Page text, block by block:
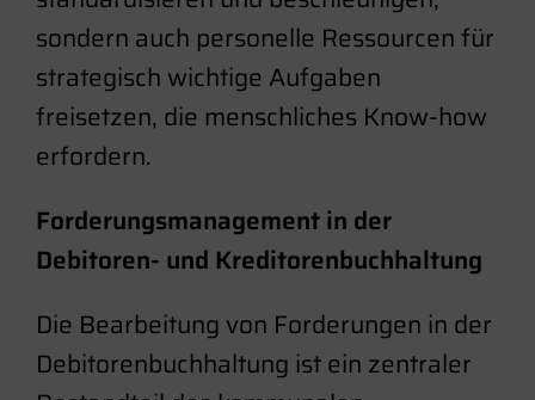
sondern auch personelle Ressourcen für
strategisch wichtige Aufgaben
freisetzen, die menschliches Know-how
erfordern.
Forderungsmanagement in der
Debitoren- und Kreditorenbuchhaltung
Die Bearbeitung von Forderungen in der
Debitorenbuchhaltung ist ein zentraler